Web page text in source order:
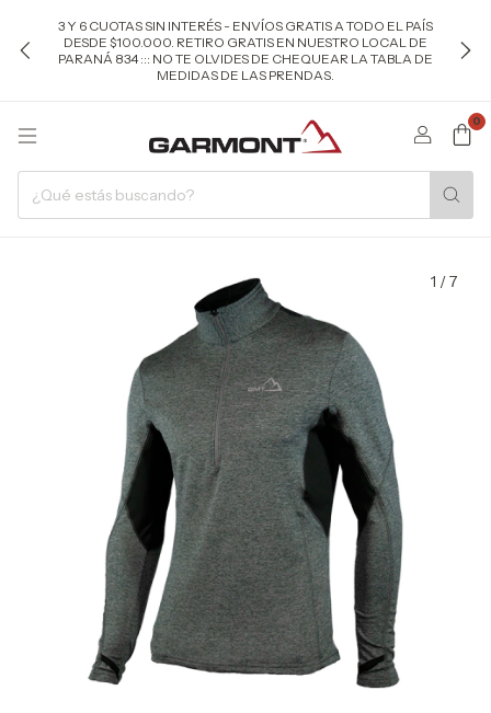
3 Y 6 CUOTAS SIN INTERÉS - ENVÍOS GRATIS A TODO EL PAÍS
DESDE $100.000. RETIRO GRATIS EN NUESTRO LOCAL DE
PARANÁ 834 ::: NO TE OLVIDES DE CHEQUEAR LA TABLA DE
MEDIDAS DE LAS PRENDAS.
0
1 /7